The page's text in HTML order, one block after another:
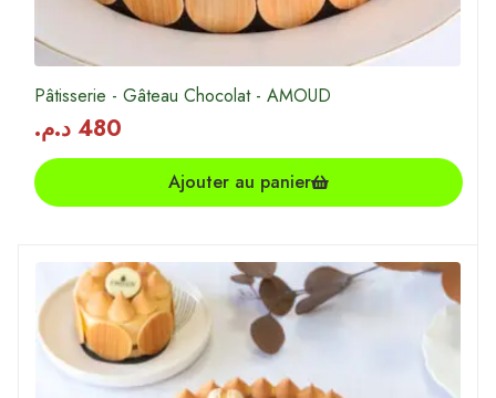
Pâtisserie - Gâteau Chocolat - AMOUD
480 د.م.
Ajouter au panier